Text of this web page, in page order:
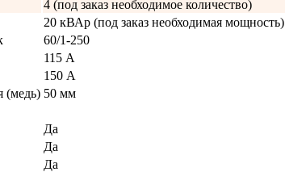
4 (под заказ необходимое количество)
20 кВАр (под заказ необходимая мощность)
60/1-250
115 А
150 А
(медь) 50 мм
Да
Да
Да